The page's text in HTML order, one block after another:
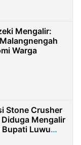
Mengalir:
Warga
Stone Crusher
Mengalir
Bupati Luwu